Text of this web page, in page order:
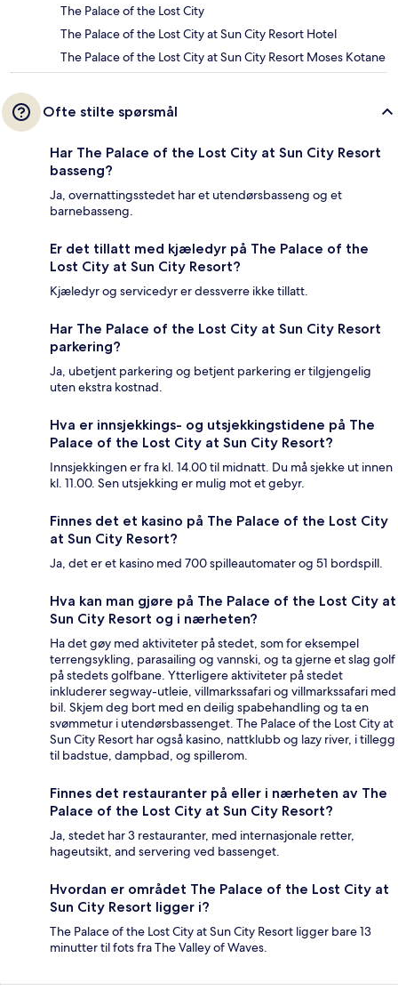
The Palace of the Lost City
The Palace of the Lost City at Sun City Resort Hotel
The Palace of the Lost City at Sun City Resort Moses Kotane
Ofte stilte spørsmål
Har The Palace of the Lost City at Sun City Resort
basseng?
Ja, overnattingsstedet har et utendørsbasseng og et
barnebasseng.
Er det tillatt med kjæledyr på The Palace of the
Lost City at Sun City Resort?
Kjæledyr og servicedyr er dessverre ikke tillatt.
Har The Palace of the Lost City at Sun City Resort
parkering?
Ja, ubetjent parkering og betjent parkering er tilgjengelig
uten ekstra kostnad.
Hva er innsjekkings- og utsjekkingstidene på The
Palace of the Lost City at Sun City Resort?
Innsjekkingen er fra kl. 14.00 til midnatt. Du må sjekke ut innen
kl. 11.00. Sen utsjekking er mulig mot et gebyr.
Finnes det et kasino på The Palace of the Lost City
at Sun City Resort?
Ja, det er et kasino med 700 spilleautomater og 51 bordspill.
Hva kan man gjøre på The Palace of the Lost City at
Sun City Resort og i nærheten?
Ha det gøy med aktiviteter på stedet, som for eksempel
terrengsykling, parasailing og vannski, og ta gjerne et slag golf
på stedets golfbane. Ytterligere aktiviteter på stedet
inkluderer segway-utleie, villmarkssafari og villmarkssafari med
bil. Skjem deg bort med en deilig spabehandling og ta en
svømmetur i utendørsbassenget. The Palace of the Lost City at
Sun City Resort har også kasino, nattklubb og lazy river, i tillegg
til badstue, dampbad, og spillerom.
Finnes det restauranter på eller i nærheten av The
Palace of the Lost City at Sun City Resort?
Ja, stedet har 3 restauranter, med internasjonale retter,
hageutsikt, and servering ved bassenget.
Hvordan er området The Palace of the Lost City at
Sun City Resort ligger i?
The Palace of the Lost City at Sun City Resort ligger bare 13
minutter til fots fra The Valley of Waves.